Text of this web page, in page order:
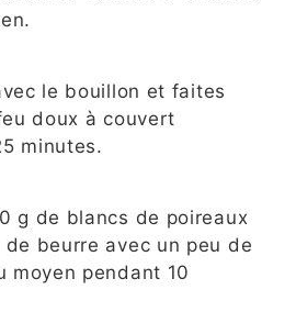
le bouillon et faites
doux à couvert
minutes.
g de blancs de poireaux
de beurre avec un peu de
moyen pendant 10